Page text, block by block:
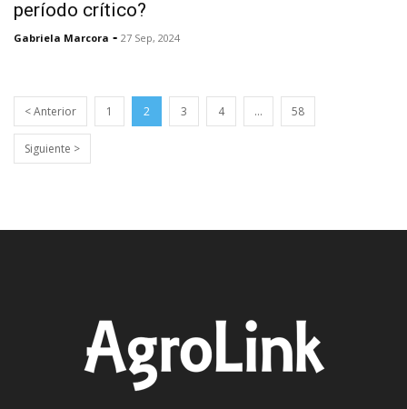
período crítico?
Gabriela Marcora - 27 Sep, 2024
< Anterior 1 2 3 4 … 58
Siguiente >